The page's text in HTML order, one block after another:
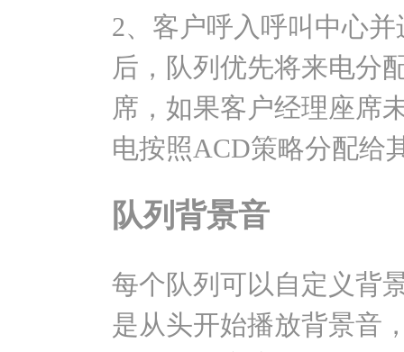
2、客户呼入呼叫中心
后，队列优先将来电分
席，如果客户经理座席
电按照ACD策略分配给
队列背景音
每个队列可以自定义背
是从头开始播放背景音